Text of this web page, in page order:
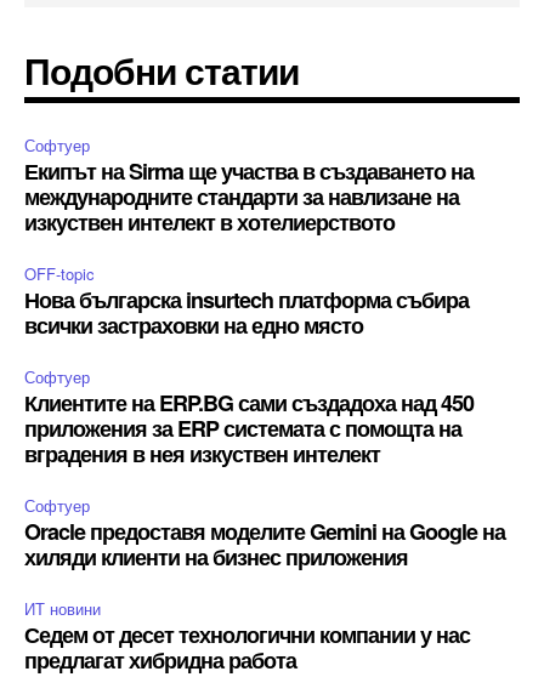
Подобни статии
Софтуер
Екипът на Sirma ще участва в създаването на
международните стандарти за навлизане на
изкуствен интелект в хотелиерството
OFF-topic
Нова българска insurtech платформа събира
всички застраховки на едно място
Софтуер
Клиентите на ERP.BG сами създадоха над 450
приложения за ERP системата с помощта на
вградения в нея изкуствен интелект
Софтуер
Oracle предоставя моделите Gemini на Google на
хиляди клиенти на бизнес приложения
ИТ новини
Седем от десет технологични компании у нас
предлагат хибридна работа